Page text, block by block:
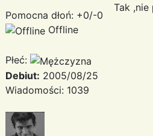
Pomocna dłoń: +0/-0
Offline
Płeć:
Debiut: 2005/08/25
Wiadomości: 1039
Tak